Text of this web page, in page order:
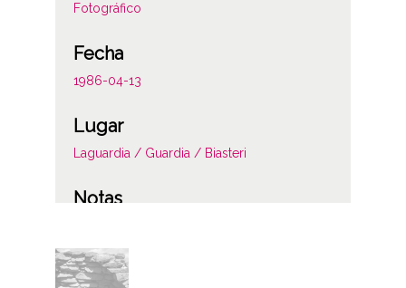
Fotográfico
Fecha
1986-04-13
Lugar
Laguardia / Guardia / Biasteri
Notas
Licencia de las imágenes